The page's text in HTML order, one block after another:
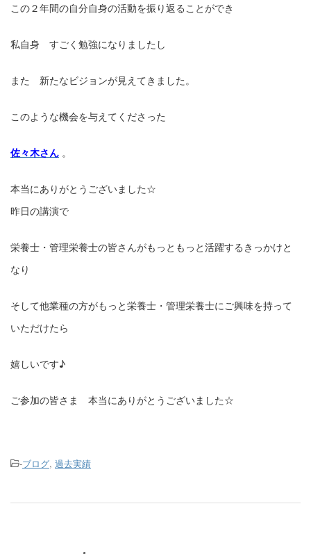
この２年間の自分自身の活動を振り返ることができ
私自身 すごく勉強になりましたし
また 新たなビジョンが見えてきました。
このような機会を与えてくださった
佐々木さん 。
本当にありがとうございました☆
昨日の講演で
栄養士・管理栄養士の皆さんがもっともっと活躍するきっかけと
なり
そして他業種の方がもっと栄養士・管理栄養士にご興味を持って
いただけたら
嬉しいです♪
ご参加の皆さま 本当にありがとうございました☆
-ブログ, 過去実績